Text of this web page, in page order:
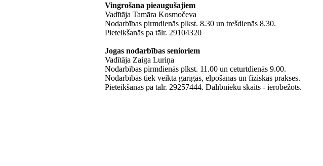
Vingrošana pieaugušajiem
Vadītāja Tamāra Kosmočeva
Nodarbības pirmdienās plkst. 8.30 un trešdienās 8.30.
Pieteikšanās pa tālr. 29104320
Jogas nodarbības senioriem
Vadītāja Zaiga Luriņa
Nodarbības pirmdienās plkst. 11.00 un ceturtdienās 9.00.
Nodarbībās tiek veikta garīgās, elpošanas un fiziskās prakses.
Pieteikšanās pa tālr. 29257444. Dalībnieku skaits - ierobežots.